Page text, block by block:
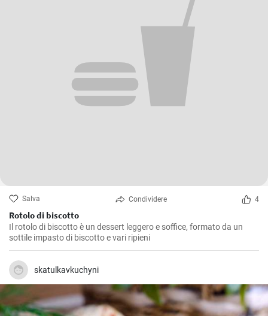
Salva Condividere 4
Rotolo di biscotto
Il rotolo di biscotto è un dessert leggero e soffice, formato da un
sottile impasto di biscotto e vari ripieni
skatulkavkuchyni